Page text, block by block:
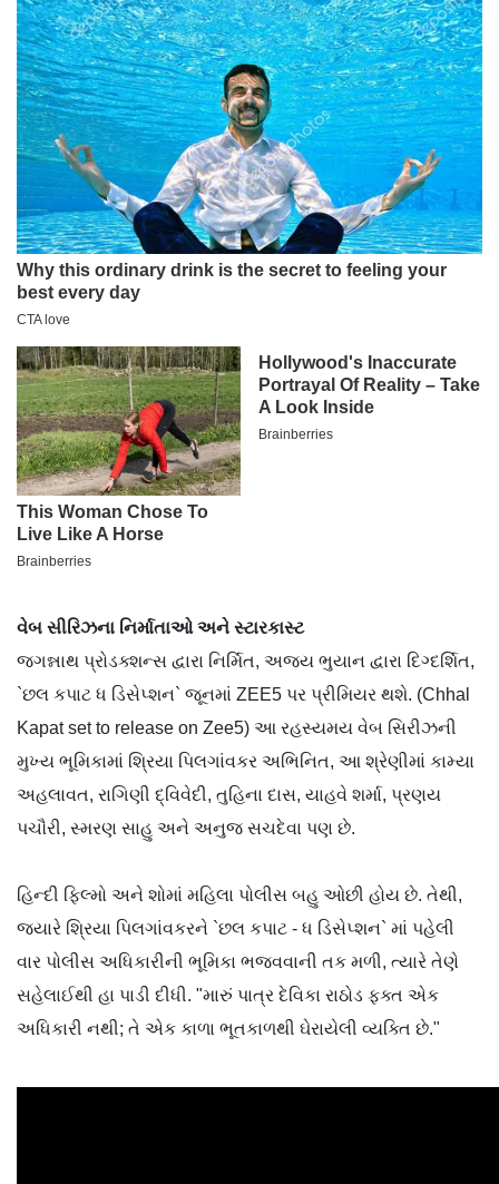
વેબ સીરિઝના નિર્માતાઓ અને સ્ટારકાસ્ટ
જગન્નાથ પ્રોડક્શન્સ દ્વારા નિર્મિત, અજય ભુયાન દ્વારા દિગ્દર્શિત,
`છલ કપાટ ધ ડિસેપ્શન` જૂનમાં ZEE5 પર પ્રીમિયર થશે. (Chhal
Kapat set to release on Zee5) આ રહસ્યમય વેબ સિરીઝની
મુખ્ય ભૂમિકામાં શ્રિયા પિલગાંવકર અભિનિત, આ શ્રેણીમાં કામ્યા
અહલાવત, રાગિણી દ્વિવેદી, તુહિના દાસ, યાહવે શર્મા, પ્રણય
પચૌરી, સ્મરણ સાહુ અને અનુજ સચદેવા પણ છે.
હિન્દી ફિલ્મો અને શોમાં મહિલા પોલીસ બહુ ઓછી હોય છે. તેથી,
જ્યારે શ્રિયા પિલગાંવકરને `છલ કપાટ - ધ ડિસેપ્શન` માં પહેલી
વાર પોલીસ અધિકારીની ભૂમિકા ભજવવાની તક મળી, ત્યારે તેણે
સહેલાઈથી હા પાડી દીધી. "મારું પાત્ર દેવિકા રાઠોડ ફક્ત એક
અધિકારી નથી; તે એક કાળા ભૂતકાળથી ઘેરાયેલી વ્યક્તિ છે."